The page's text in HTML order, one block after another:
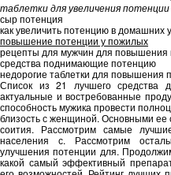
таблетки для увеличения потенции
сыр потенция
как увеличить потенцию в домашних
повышение потенции у пожилых
рецепты для мужчин для повышения
средства поднимающие потенцию
недорогие таблетки для повышения
Список из 21 лучшего
актуальные и востребованные
способность мужика провести
близость с женщиной. Основными
соития. Рассмотрим самые
населения с. Рассмотрим
улучшения потенции для.
какой самый эффективный